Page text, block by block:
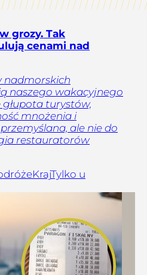
grozy. Tak
cenami nad
nadmorskich
naszego wakacyjnego
turystów,
mnożenia i
ale nie do
restauratorów
KrajTylko u